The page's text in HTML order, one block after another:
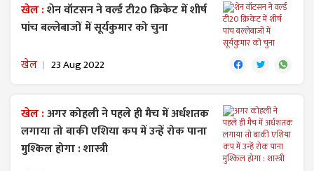
खेल :शेन वॉटसन ने वर्ल्ड टी20 क्रिकेट में शीर्ष
पांच बल्लेबाजों में सूर्यकुमार को चुना
खेल 23 Aug 2022
खेल :अगर कोहली ने पहले ही मैच में अर्धशतक
लगाया तो बाकी एशिया कप में उन्हें रोक पाना
मुश्किल होगा : शास्त्री